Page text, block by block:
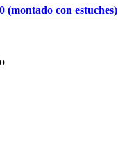
(montado con estuches)